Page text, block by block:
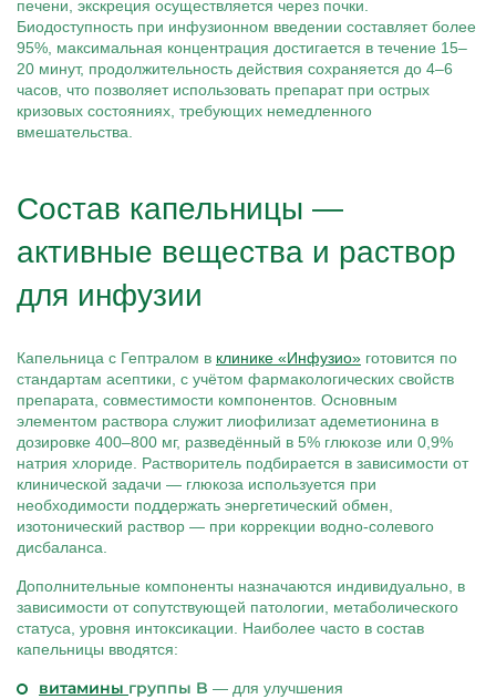
печени, экскреция осуществляется через почки.
Биодоступность при инфузионном введении составляет более
95%, максимальная концентрация достигается в течение 15–
20 минут, продолжительность действия сохраняется до 4–6
часов, что позволяет использовать препарат при острых
кризовых состояниях, требующих немедленного
вмешательства.
Состав капельницы —
активные вещества и раствор
для инфузии
Капельница с Гептралом в клинике «Инфузио» готовится по
стандартам асептики, с учётом фармакологических свойств
препарата, совместимости компонентов. Основным
элементом раствора служит лиофилизат адеметионина в
дозировке 400–800 мг, разведённый в 5% глюкозе или 0,9%
натрия хлориде. Растворитель подбирается в зависимости от
клинической задачи — глюкоза используется при
необходимости поддержать энергетический обмен,
изотонический раствор — при коррекции водно-солевого
дисбаланса.
Дополнительные компоненты назначаются индивидуально, в
зависимости от сопутствующей патологии, метаболического
статуса, уровня интоксикации. Наиболее часто в состав
капельницы вводятся:
витамины группы B — для улучшения